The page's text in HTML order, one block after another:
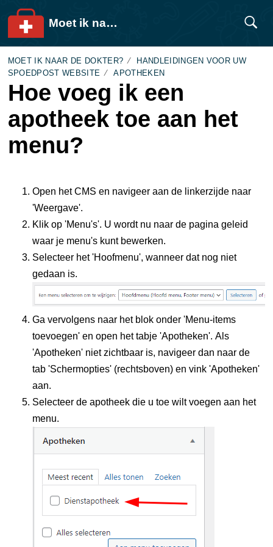
Moet ik naar de dokter?
MOET IK NAAR DE DOKTER?
HANDLEIDINGEN VOOR UW
SPOEDPOST WEBSITE
APOTHEKEN
Hoe voeg ik een
apotheek toe aan het
menu?
Open het CMS en navigeer aan de linkerzijde naar
'Weergave'.
Klik op 'Menu's'. U wordt nu naar de pagina geleid
waar je menu's kunt bewerken.
Selecteer het 'Hoofmenu', wanneer dat nog niet
gedaan is.
Ga vervolgens naar het blok onder 'Menu-items
toevoegen' en open het tabje 'Apotheken'. Als
'Apotheken' niet zichtbaar is, navigeer dan naar de
tab 'Schermopties' (rechtsboven) en vink 'Apotheken'
aan.
Selecteer de apotheek die u toe wilt voegen aan het
menu.